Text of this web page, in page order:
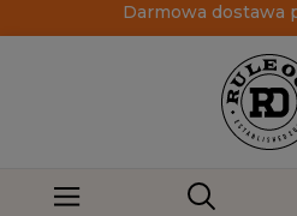
Darmowa dostawa